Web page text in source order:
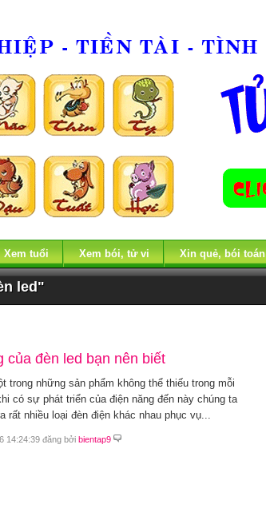
Xem tuổi Xem bói, tử vi Xin quẻ, bói toán
led"
của đèn led bạn nên biết
trong những sản phẩm không thể thiếu trong mỗi
có sự phát triển của điện năng đến này chúng ta
rất nhiều loại đèn điện khác nhau phục vụ...
14:24:39 đăng bởi bientap9